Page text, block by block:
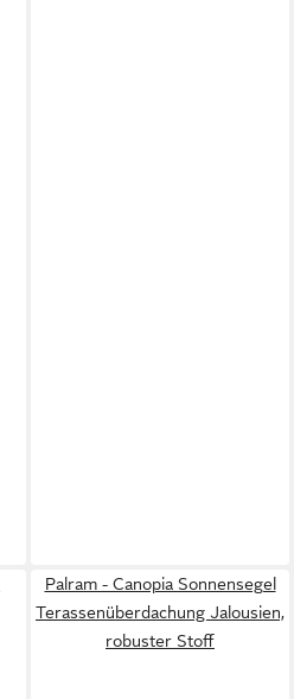
Palram - Canopia Sonnensegel
Terassenüberdachung Jalousien,
robuster Stoff